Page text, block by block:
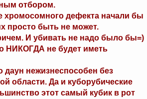
отбором.
хромосомного дефекта начали бы
просто быть не может.
И убивать не надо было бы=)
НИКОГДА не будет иметь
нежизнеспособен без
области. Да и куборубические
этот самый кубик в рот